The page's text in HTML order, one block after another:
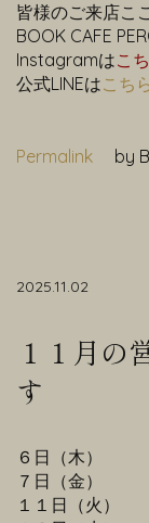
皆様のご来店こ
BOOK CAFE
Instagramはこ
公式LINEはこち
Permalink by
2025.11.02
１１月の
す
６日（木）
７日（金）
１１日（火）